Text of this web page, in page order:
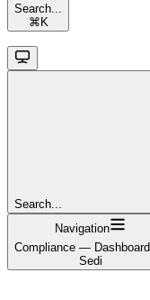
Search...
⌘ K
Search...
Navigation
Compliance — Dashboard
Sedi